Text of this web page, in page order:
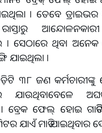
। ତେବେ
ସେଠାରେ ଥିବା ଅନେକ
ଯାଇଥିଲା ।
୩୮ ଜଣ କର୍ମଚାରୀଙ୍କୁ
ଯାଉଥିବାବେଳେ
ବ୍ରେକ ଫେଲ୍ ହୋଇ ଗାଡିଟି
ଯାଏଁ ମାଡି ଯାଇଥିବାର